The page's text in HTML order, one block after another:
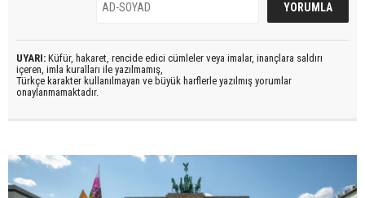
UYARI: Küfür, hakaret, rencide edici cümleler veya imalar, inançlara saldırı
içeren, imla kuralları ile yazılmamış,
Türkçe karakter kullanılmayan ve büyük harflerle yazılmış yorumlar
onaylanmamaktadır.